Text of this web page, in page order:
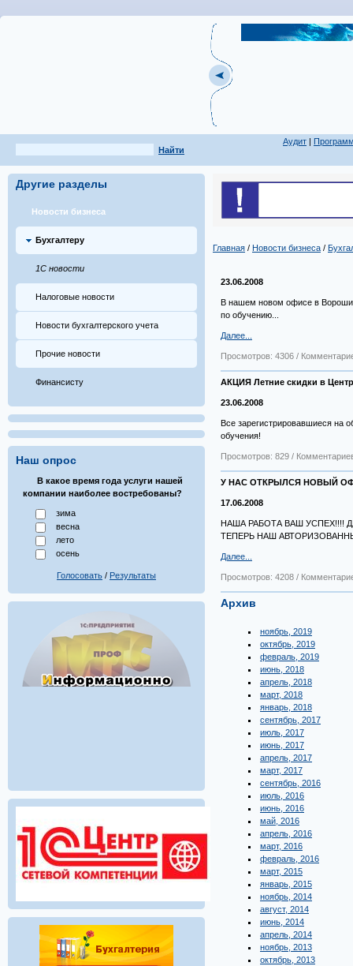
Найти
Аудит
Другие разделы
Новости бизнеса
Бухгалтеру
1С новости
Налоговые новости
Новости бухгалтерского учета
Прочие новости
Финансисту
Наш опрос
В какое время года услуги нашей
компании наиболее востребованы?
зима
весна
лето
осень
Голосовать / Результаты
Главная / Новости бизнеса /
23.06.2008
В нашем новом офисе в
по обучению...
Далее...
Просмотров: 4306 /
АКЦИЯ Летние скидки в
23.06.2008
Все зарегистрировавшиеся на
обучения!
Просмотров: 829 /
У НАС ОТКРЫЛСЯ НОВЫЙ
17.06.2008
НАША РАБОТА ВАШ УСПЕХ!!!!
ТЕПЕРЬ НАШ
Далее...
Просмотров: 4208 /
Архив
ноябрь, 2019
октябрь, 2019
февраль, 2019
июнь, 2018
апрель, 2018
март, 2018
январь, 2018
сентябрь, 2017
июль, 2017
июнь, 2017
апрель, 2017
март, 2017
сентябрь, 2016
июль, 2016
июнь, 2016
май, 2016
апрель, 2016
март, 2016
февраль, 2016
март, 2015
январь, 2015
ноябрь, 2014
август, 2014
июнь, 2014
апрель, 2014
ноябрь, 2013
октябрь, 2013